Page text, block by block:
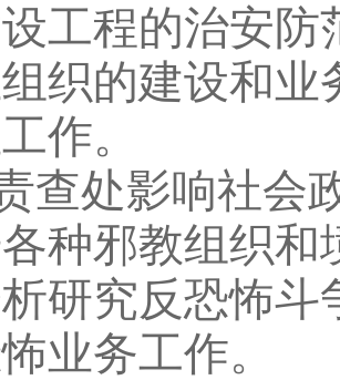
工程的治安
织的建设和
作。
查处影响社会
种邪教组织
研究反恐怖
业务工作。